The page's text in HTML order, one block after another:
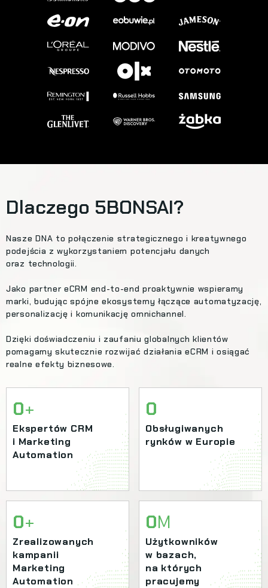
Dlaczego 5BONSAI?
Nasze DNA to połączenie strategicznego i kreatywnego
podejścia z wykorzystaniem potencjału danych
oraz technologii.
Jako partner eCRM end-to-end proaktywnie wspieramy
marki, budując spójne ekosystemy łączące automatyzację,
personalizację i komunikację omnichannel.
Dzięki doświadczeniu i zaufaniu globalnych klientów
pomagamy skutecznie rozwijać działania eCRM i osiągać
realne efekty biznesowe.
0+
Ekspertów CRM
i Marketing
Automation
0
Obsługiwanych
rynków w Europie
0+
Zrealizowanych
kampanii
Marketing
Automation
0M
Użytkowników
w bazach,
na których
pracujemy